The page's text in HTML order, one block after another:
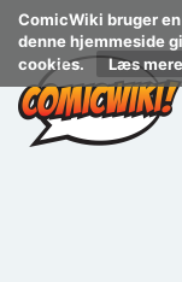
ComicWiki bruger
denne hjemmeside
cookies.
Læs mere